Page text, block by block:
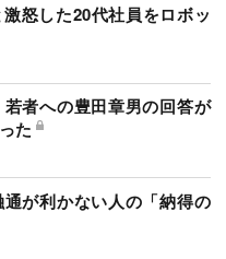
怒した20代社員をロボッ
若者への豊田章男の回答が
た
が利かない人の「納得の